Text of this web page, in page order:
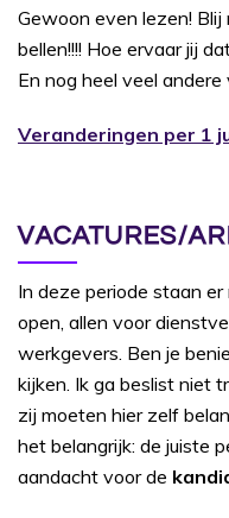
Gewoon even lezen!
bellen!!!! Hoe ervaar jij
En nog heel veel andere
Veranderingen per 1
VACATURES/
In deze periode staan
open, allen voor
werkgevers. Ben je
kijken. Ik ga beslist niet
zij moeten hier zelf
het belangrijk: de juiste
aandacht voor de